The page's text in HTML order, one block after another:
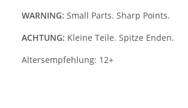
WARNING: Small Parts. Sharp Points.
ACHTUNG: Kleine Teile. Spitze Enden.
Altersempfehlung: 12+